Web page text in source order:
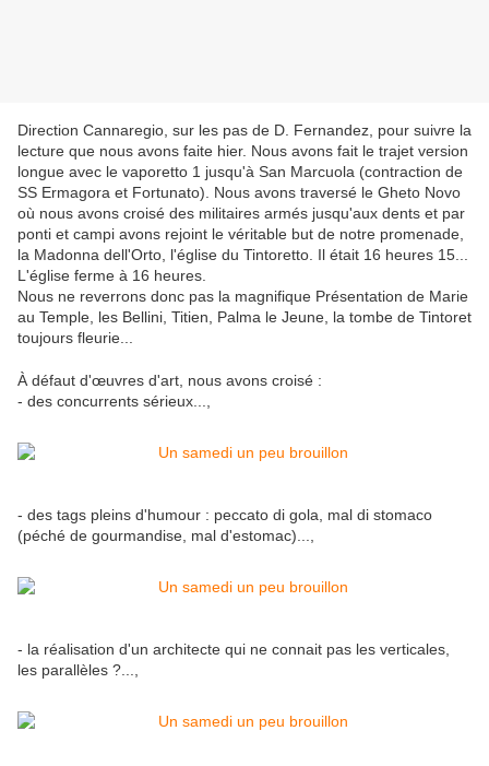
Direction Cannaregio, sur les pas de D. Fernandez, pour suivre la
lecture que nous avons faite hier. Nous avons fait le trajet version
longue avec le vaporetto 1 jusqu'à San Marcuola (contraction de
SS Ermagora et Fortunato). Nous avons traversé le Gheto Novo
où nous avons croisé des militaires armés jusqu'aux dents et par
ponti et campi avons rejoint le véritable but de notre promenade,
la Madonna dell'Orto, l'église du Tintoretto. Il était 16 heures 15...
L'église ferme à 16 heures.
Nous ne reverrons donc pas la magnifique Présentation de Marie
au Temple, les Bellini, Titien, Palma le Jeune, la tombe de Tintoret
toujours fleurie...
À défaut d'œuvres d'art, nous avons croisé :
- des concurrents sérieux...,
- des tags pleins d'humour : peccato di gola, mal di stomaco
(péché de gourmandise, mal d'estomac)...,
- la réalisation d'un architecte qui ne connait pas les verticales,
les parallèles ?...,